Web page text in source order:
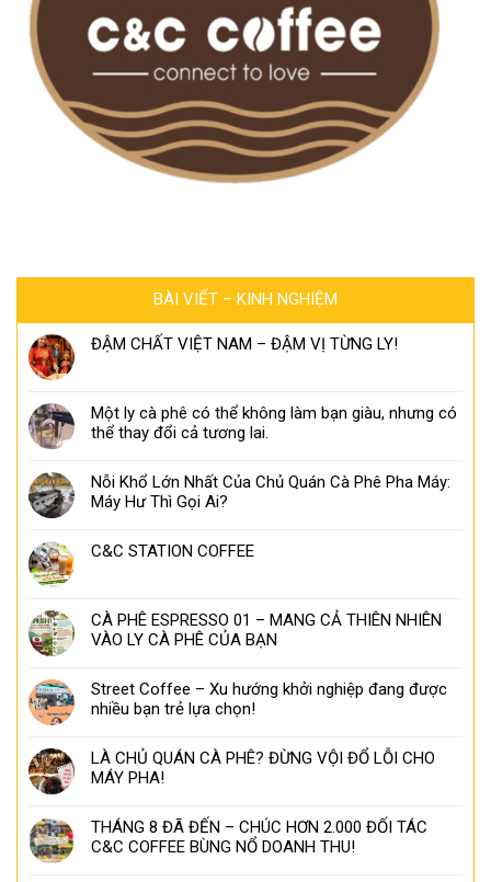
BÀI VIẾT – KINH NGHIỆM
ĐẬM CHẤT VIỆT NAM – ĐẬM VỊ TỪNG LY!
Một ly cà phê có thể không làm bạn giàu, nhưng có
thể thay đổi cả tương lai.
Nỗi Khổ Lớn Nhất Của Chủ Quán Cà Phê Pha Máy:
Máy Hư Thì Gọi Ai?
C&C STATION COFFEE
CÀ PHÊ ESPRESSO 01 – MANG CẢ THIÊN NHIÊN
VÀO LY CÀ PHÊ CỦA BẠN
Street Coffee – Xu hướng khởi nghiệp đang được
nhiều bạn trẻ lựa chọn!
LÀ CHỦ QUÁN CÀ PHÊ? ĐỪNG VỘI ĐỔ LỖI CHO
MÁY PHA!
THÁNG 8 ĐÃ ĐẾN – CHÚC HƠN 2.000 ĐỐI TÁC
C&C COFFEE BÙNG NỔ DOANH THU!